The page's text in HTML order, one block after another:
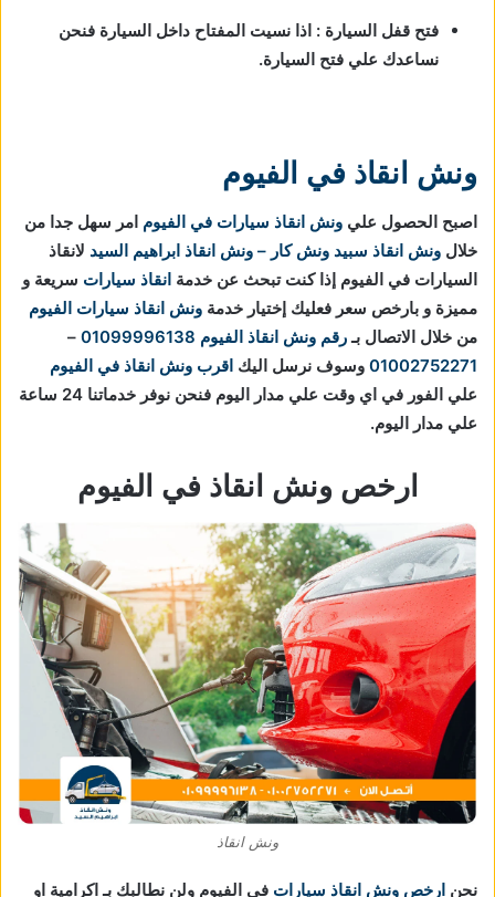
فتح قفل السيارة : اذا نسيت المفتاح داخل السيارة فنحن
نساعدك علي فتح السيارة.
ونش انقاذ في الفيوم
اصبح الحصول علي ونش انقاذ سيارات في الفيوم امر سهل جدا من
خلال ونش انقاذ سبيد ونش كار – ونش انقاذ ابراهيم السيد لانقاذ
السيارات في الفيوم إذا كنت تبحث عن خدمة انقاذ سيارات سريعة و
مميزة و بارخص سعر فعليك إختيار خدمة ونش انقاذ سيارات الفيوم
من خلال الاتصال بـرقم ونش انقاذ الفيوم 01099996138
–
01002752271 وسوف نرسل اليك اقرب ونش انقاذ في الفيوم
علي الفور في اي وقت علي مدار اليوم فنحن نوفر خدماتنا 24 ساعة
علي مدار اليوم.
ارخص ونش انقاذ في الفيوم
ونش انقاذ
نحن ارخص ونش انقاذ سيارات في الفيوم ولن نطالبك بـ اكرامية او